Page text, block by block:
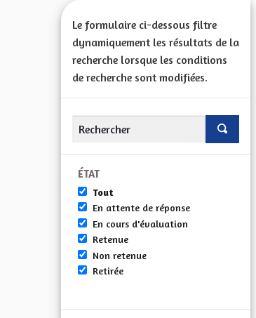
Le formulaire ci-dessous filtre
dynamiquement les résultats de la
recherche lorsque les conditions
de recherche sont modifiées.
ÉTAT
Tout
En attente de réponse
En cours d'évaluation
Retenue
Non retenue
Retirée